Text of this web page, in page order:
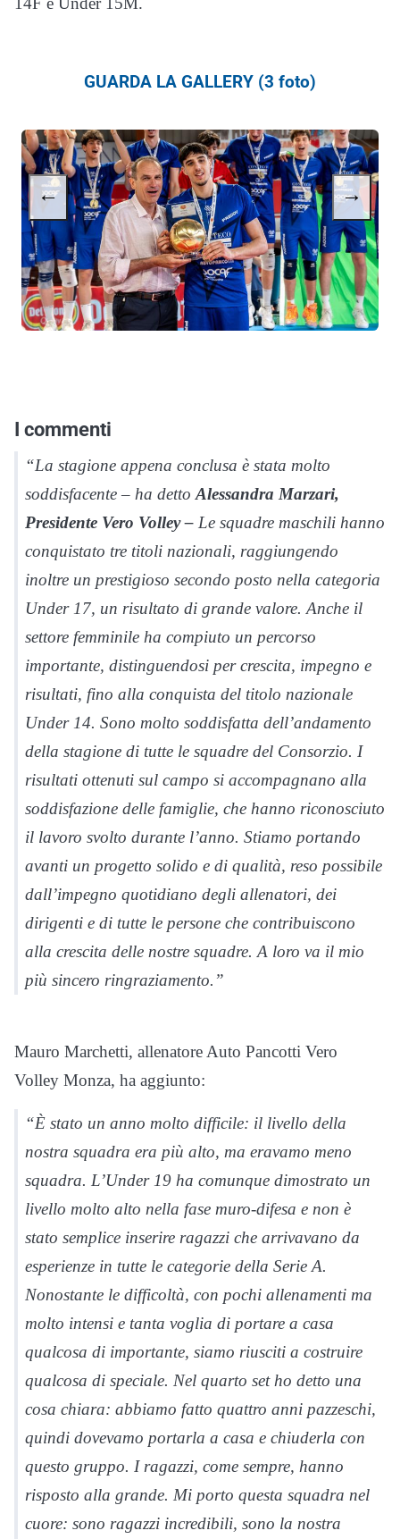
GUARDA LA GALLERY (3 foto)
← →
I commenti
“La stagione appena conclusa è stata molto
soddisfacente – ha detto Alessandra Marzari,
Presidente Vero Volley – Le squadre maschili hanno
conquistato tre titoli nazionali, raggiungendo
inoltre un prestigioso secondo posto nella categoria
Under 17, un risultato di grande valore. Anche il
settore femminile ha compiuto un percorso
importante, distinguendosi per crescita, impegno e
risultati, fino alla conquista del titolo nazionale
Under 14. Sono molto soddisfatta dell’andamento
della stagione di tutte le squadre del Consorzio. I
risultati ottenuti sul campo si accompagnano alla
soddisfazione delle famiglie, che hanno riconosciuto
il lavoro svolto durante l’anno. Stiamo portando
avanti un progetto solido e di qualità, reso possibile
dall’impegno quotidiano degli allenatori, dei
dirigenti e di tutte le persone che contribuiscono
alla crescita delle nostre squadre. A loro va il mio
più sincero ringraziamento.”
Mauro Marchetti, allenatore Auto Pancotti Vero
Volley Monza, ha aggiunto:
“È stato un anno molto difficile: il livello della
nostra squadra era più alto, ma eravamo meno
squadra. L’Under 19 ha comunque dimostrato un
livello molto alto nella fase muro-difesa e non è
stato semplice inserire ragazzi che arrivavano da
esperienze in tutte le categorie della Serie A.
Nonostante le difficoltà, con pochi allenamenti ma
molto intensi e tanta voglia di portare a casa
qualcosa di importante, siamo riusciti a costruire
qualcosa di speciale. Nel quarto set ho detto una
cosa chiara: abbiamo fatto quattro anni pazzeschi,
quindi dovevamo portarla a casa e chiuderla con
questo gruppo. I ragazzi, come sempre, hanno
risposto alla grande. Mi porto questa squadra nel
cuore: sono ragazzi incredibili, sono la nostra